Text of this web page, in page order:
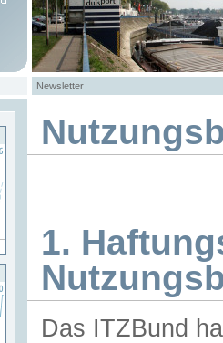
Newsletter
1.
Das ITZBund